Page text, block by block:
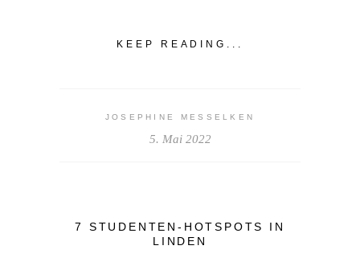
KEEP READING...
JOSEPHINE MESSELKEN
5. Mai 2022
7 STUDENTEN-HOTSPOTS IN
LINDEN